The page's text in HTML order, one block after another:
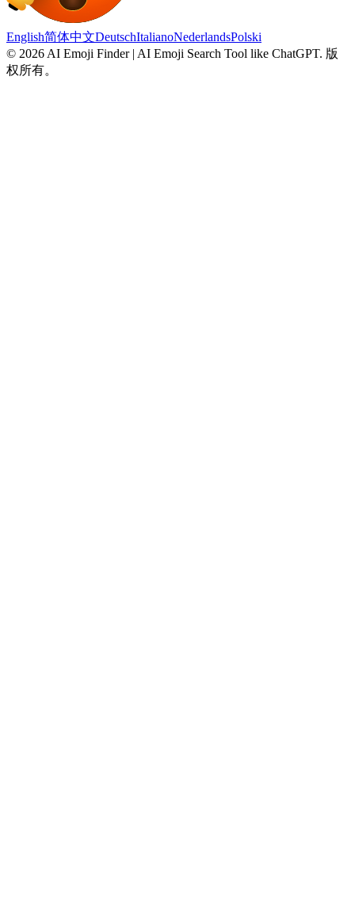
English简体中文DeutschItalianoNederlandsPolski
© 2026 AI Emoji Finder | AI Emoji Search Tool like ChatGPT. 版
权所有。